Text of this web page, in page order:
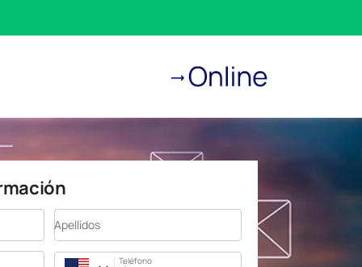
Apellidos
Teléfono